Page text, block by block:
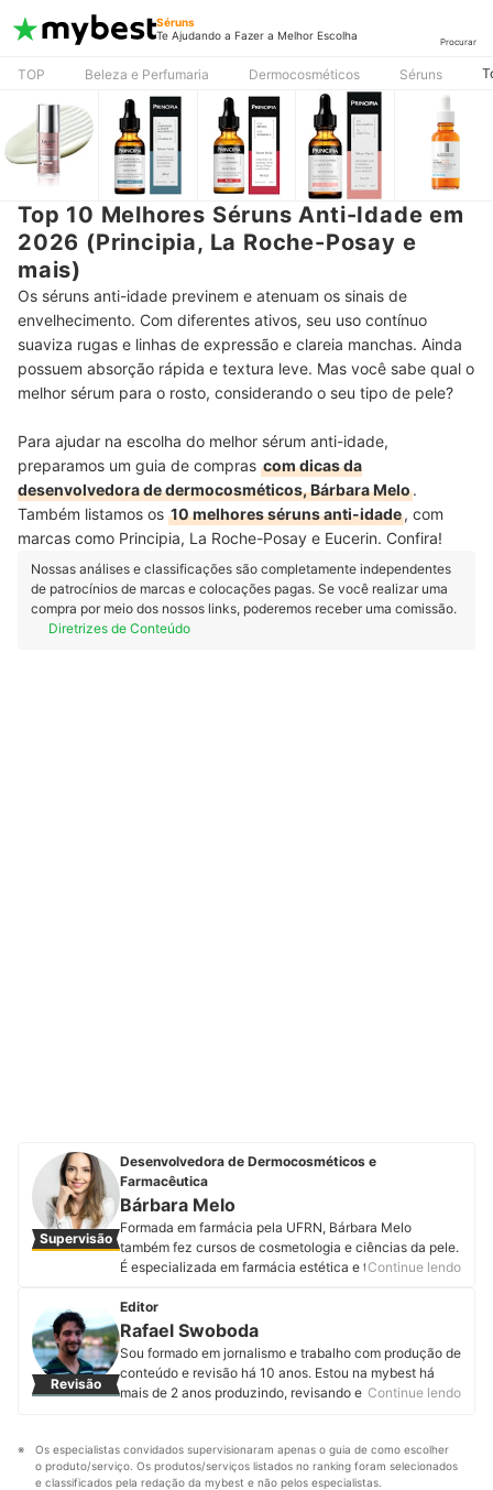
Séruns
Te Ajudando a Fazer a Melhor Escolha
Procurar
TOP Beleza e Perfumaria Dermocosméticos Séruns
Top 10 Melhores Séruns Anti-Idade em
2026 (Principia, La Roche-Posay e
mais)
Os séruns anti-idade previnem e atenuam os sinais de
envelhecimento. Com diferentes ativos, seu uso contínuo
suaviza rugas e linhas de expressão e clareia manchas. Ainda
possuem absorção rápida e textura leve. Mas você sabe qual o
melhor sérum para o rosto, considerando o seu tipo de pele?
Para ajudar na escolha do melhor sérum anti-idade,
preparamos um guia de compras com dicas da
desenvolvedora de dermocosméticos, Bárbara Melo.
Também listamos os 10 melhores séruns anti-idade, com
marcas como Principia, La Roche-Posay e Eucerin. Confira!
Nossas análises e classificações são completamente independentes
de patrocínios de marcas e colocações pagas. Se você realizar uma
compra por meio dos nossos links, poderemos receber uma comissão.
Diretrizes de Conteúdo
Supervisão
Desenvolvedora de Dermocosméticos e
Farmacêutica
Bárbara Melo
Formada em farmácia pela UFRN, Bárbara Melo
também fez cursos de cosmetologia e ciências da pele.
É especializada em farmácia estética e tem MBA em
disso, é responsável pela pesquisa e desenvolvimento
de dermocosméticos da Companhia da Fórmula e
realiza palestras e consultoria de cosmetologia e
prescrição para profissionais que atuam na área
estética. Conheça mais sobre a Bárbara Melo no
Instagram e Facebook.
Continue lendo
Revisão
Editor
Rafael Swoboda
Sou formado em jornalismo e trabalho com produção de
conteúdo e revisão há 10 anos. Estou na mybest há
mais de 2 anos produzindo, revisando e atualizando
me motiva.
Perfil de Rafael Swoboda
Continue lendo
Os especialistas convidados supervisionaram apenas o guia de como escolher
o produto/serviço. Os produtos/serviços listados no ranking foram selecionados
e classificados pela redação da mybest e não pelos especialistas.